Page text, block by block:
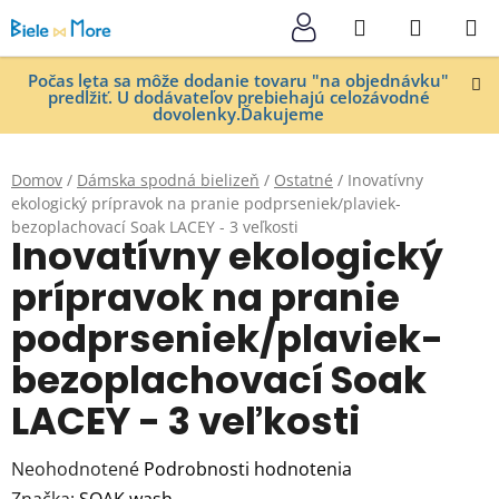
na
obsah
Počas leta sa môže dodanie tovaru "na objednávku"
predĺžiť. U dodávateľov prebiehajú celozávodné
dovolenky.Ďakujeme
Hľadať
KOŠÍK
Domov / Dámska spodná bielizeň / Ostatné / Inovatívny
ekologický prípravok na pranie podprseniek/plaviek-
bezoplachovací Soak LACEY - 3 veľkosti
Inovatívny ekologický
prípravok na pranie
podprseniek/plaviek-
bezoplachovací Soak
LACEY - 3 veľkosti
Priemerné
Neohodnotené Podrobnosti hodnotenia